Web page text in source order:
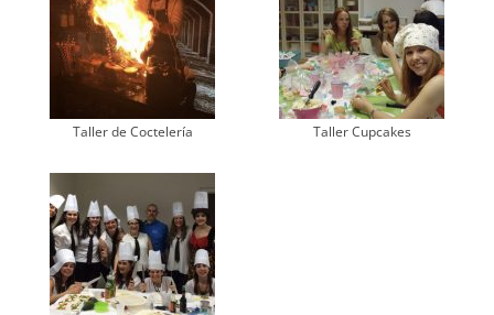
Taller de Coctelería Taller Cupcakes